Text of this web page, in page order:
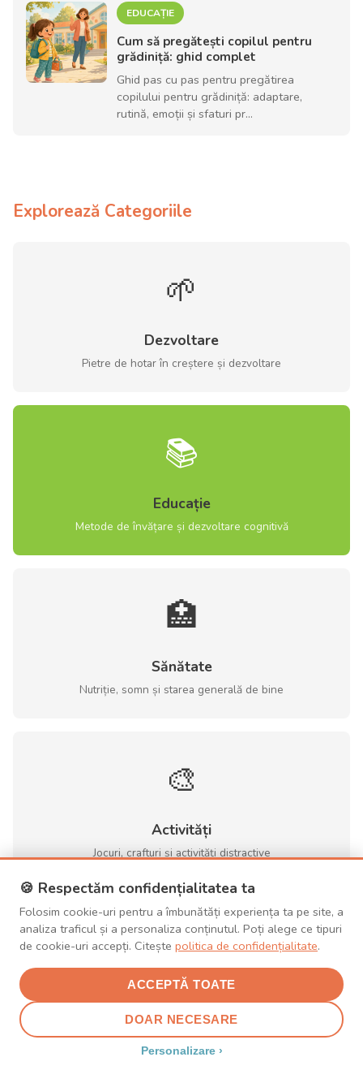
EDUCAȚIE
Cum să pregătești copilul pentru
grădiniță: ghid complet
Ghid pas cu pas pentru pregătirea
copilului pentru grădiniță: adaptare,
rutină, emoții și sfaturi pr...
Explorează Categoriile
🌱
Dezvoltare
Pietre de hotar în creștere și dezvoltare
📚
Educație
Metode de învățare și dezvoltare cognitivă
🏥
Sănătate
Nutriție, somn și starea generală de bine
🎨
Activități
Jocuri, crafturi și activități distractive
❤️
Părinți
Sfaturi pentru echilibrul și bunăstare parentală
🍪 Respectăm confidențialitatea ta
Folosim cookie-uri pentru a îmbunătăți experiența ta pe site, a
analiza traficul și a personaliza conținutul. Poți alege ce tipuri
de cookie-uri accepți. Citește politica de confidențialitate.
ACCEPTĂ TOATE
DOAR NECESARE
Personalizare ›